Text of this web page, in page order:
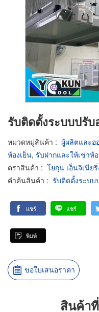
รับติดตั้งระบบปรั
หมวดหมู่สินค้า : ผู้ผลิตและอ
ห้องเย็น, รับฝากและให้เช่าห้
ตราสินค้า : โยกุน เอ็นจิเนียริ่
คำค้นสินค้า : รับติดตั้งระบบ
แชร์ แชร์
พิมพ์
ขอใบเสนอราคา
สินค้า